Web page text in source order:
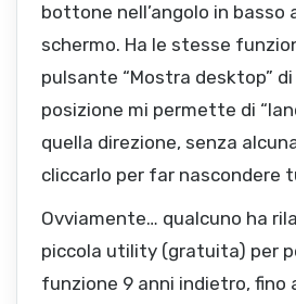
bottone nell’angolo in basso
schermo. Ha le stesse
pulsante “Mostra desktop” di
posizione mi permette di
quella direzione, senza
cliccarlo per far nascondere
Ovviamente… qualcuno ha
piccola utility (gratuita) per
funzione 9 anni indietro, fino